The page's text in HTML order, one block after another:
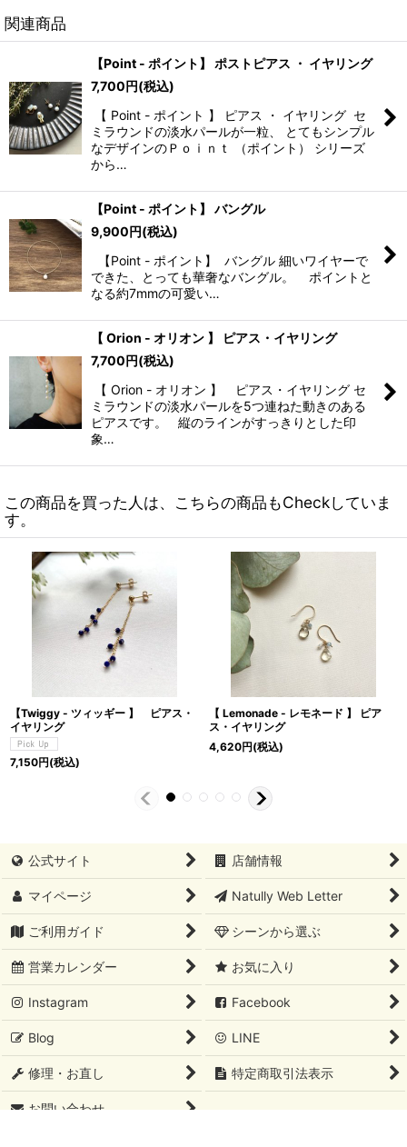
関連商品
【Point - ポイント】 ポストピアス ・ イヤリング
7,700円(税込)
【 Point - ポイント 】 ピアス ・ イヤリング セ
ミラウンドの淡水パールが一粒、 とてもシンプル
なデザインのＰｏｉｎｔ （ポイント） シリーズ
から…
【Point - ポイント】 バングル
9,900円(税込)
【Point - ポイント】 バングル 細いワイヤーで
できた、とっても華奢なバングル。 ポイントと
なる約7mmの可愛い…
【 Orion - オリオン 】 ピアス・イヤリング
7,700円(税込)
【 Orion - オリオン 】 ピアス・イヤリング セ
ミラウンドの淡水パールを5つ連ねた動きのある
ピアスです。 縦のラインがすっきりとした印
象…
この商品を買った人は、こちらの商品もCheckしていま
す。
【Twiggy - ツィッギー 】 ピアス・
イヤリング
7,150円(税込)
【 Lemonade - レモネード 】 ピア
ス・イヤリング
4,620円(税込)
公式サイト 店舗情報
マイページ Natully Web Letter
ご利用ガイド シーンから選ぶ
営業カレンダー お気に入り
Instagram Facebook
Blog LINE
修理・お直し 特定商取引法表示
お問い合わせ